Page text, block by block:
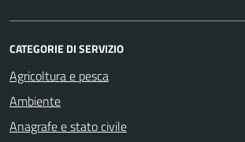
CATEGORIE DI SERVIZIO
Agricoltura e pesca
Ambiente
Anagrafe e stato civile